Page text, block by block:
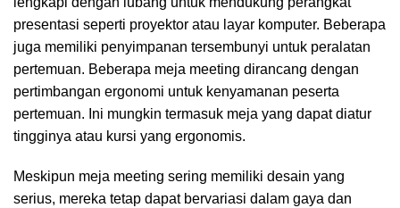
presentasi seperti proyektor atau layar komputer. Beberapa
juga memiliki penyimpanan tersembunyi untuk peralatan
pertemuan. Beberapa meja meeting dirancang dengan
pertimbangan ergonomi untuk kenyamanan peserta
pertemuan. Ini mungkin termasuk meja yang dapat diatur
tingginya atau kursi yang ergonomis.
Meskipun meja meeting sering memiliki desain yang
serius, mereka tetap dapat bervariasi dalam gaya dan